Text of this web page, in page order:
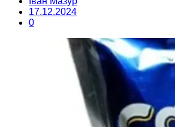
17.12.2024
0